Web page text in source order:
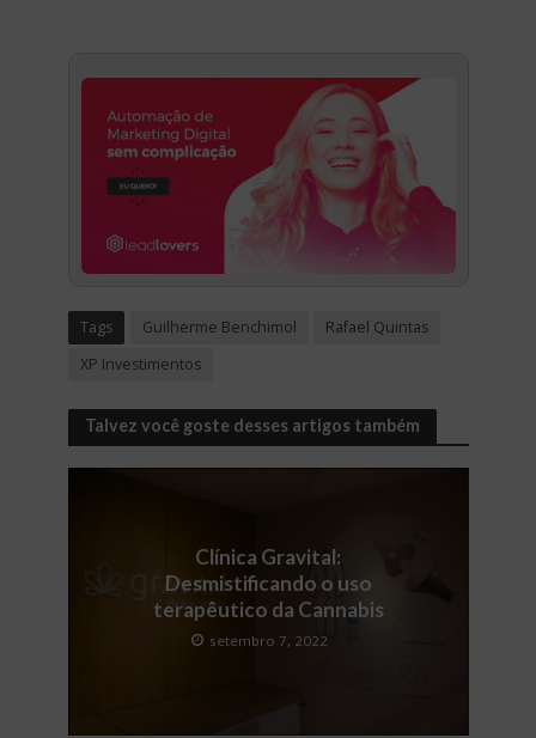
Tags Guilherme Benchimol
Rafael Quintas
XP Investimentos
Talvez você goste desses artigos também
Clínica Gravital:
Desmistificando o uso
terapêutico da Cannabis
setembro 7, 2022